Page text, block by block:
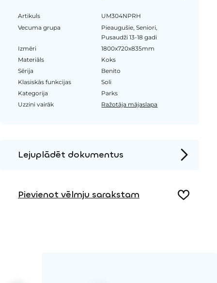
Artikuls
UM304NPRH
Vecuma grupa
Pieaugušie, Seniori,
Pusaudži 13-18 gadi
Izmēri
1800x720x835mm
Materiāls
Koks
Sērija
Benito
Klasiskās funkcijas
Soli
Kategorija
Parks
Uzzini vairāk
Ražotāja mājaslapa
Lejuplādēt dokumentus
Pievienot vēlmju sarakstam